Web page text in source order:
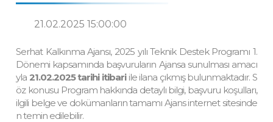
21.02.2025 15:00:00
Serhat Kalkınma Ajansı, 2025 yılı Teknik Destek Programı 1.
Dönemi kapsamında başvuruların Ajansa sunulması amacı
yla 21.02.2025 tarihi itibariile ilana çıkmış bulunmaktadır. S
öz konusu Program hakkında detaylı bilgi, başvuru koşulları,
ilgili belge ve dokümanların tamamı Ajans internet sitesinde
n temin edilebilir.